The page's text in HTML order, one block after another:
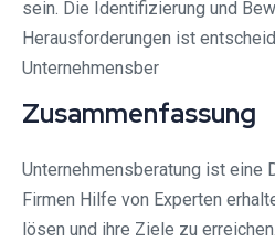
sein. Die Identifizierung und
Herausforderungen ist
Unternehmensber
Zusammenfassung
Unternehmensberatung ist eine
Firmen Hilfe von Experten
lösen und ihre Ziele zu